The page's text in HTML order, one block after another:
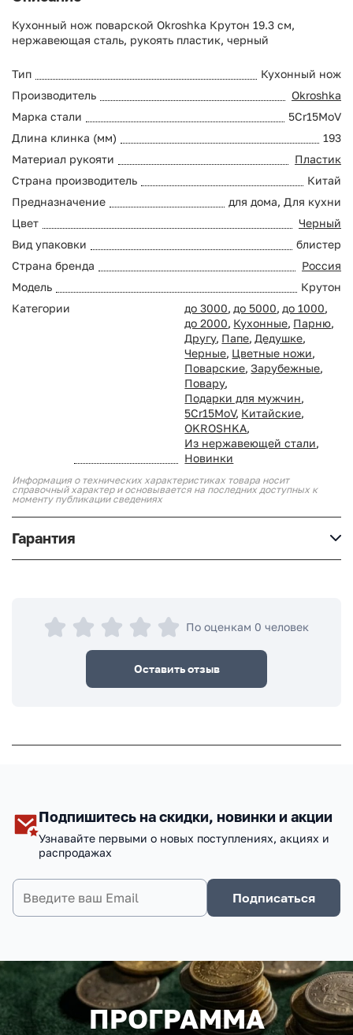
Кухонный нож поварской Okroshka Крутон 19.3 см,
нержавеющая сталь, рукоять пластик, черный
Тип
Кухонный нож
Производитель
Okroshka
Марка стали
5Cr15MoV
Длина клинка (мм)
193
Материал рукояти
Пластик
Страна производитель
Китай
Предназначение
для дома, Для кухни
Цвет
Черный
Вид упаковки
блистер
Страна бренда
Россия
Модель
Крутон
Категории
до 3000, до 5000, до 1000,
до 2000, Кухонные, Парню,
Другу, Папе, Дедушке,
Черные, Цветные ножи,
Поварские, Зарубежные,
Повару,
Подарки для мужчин,
5Cr15MoV, Китайские,
OKROSHKA,
Из нержавеющей стали,
Новинки
Информация о технических характеристиках товара носит
справочный характер и основывается на последних доступных к
моменту публикации сведениях
Гарантия
По оценкам 0 человек
Оставить отзыв
Подпишитесь на скидки, новинки и акции
Узнавайте первыми о новых поступлениях, акциях и
распродажах
Подписаться
ПРОГРАММА